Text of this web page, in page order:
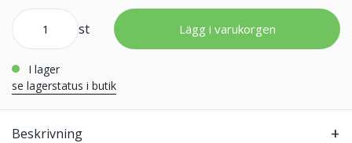
st Lägg i varukorgen
i lager
se lagerstatus i butik
Beskrivning